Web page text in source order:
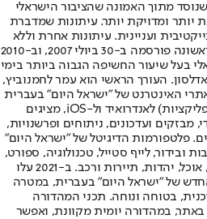
מתוך האמונה שהציבור הישראלי
יותר ומדויקת יותר. עיתונות שמדברת
ועניינית. עיתונות אחרת וללא
תשלום. המהדורה המודפסת הראשונה פורסמה ב-30 ביולי 2007, וב-2010
בעל שיעור החשיפה הגבוה ביותר בימי
העורך הראשי הוא עמר לחמנוביץ,
האינטרנט של "ישראל היום" בעברית
ובאנגלית, כמו כן היישומונים (אפליקציות) לאנדרואיד ול-iOS, מציגים
מבזקים ועדכונים, ניתוחים ופרשנויות,
פלטפורמות הדיגיטל של "ישראל היום"
ובידור, לייף סטייל, טכנולוגיה, ספורט,
כלכלה וצרכנות, בריאות, חיילים, אוכל, יהדות, תיירות ורכב. ב-2021 עלו
של "ישראל היום" בעברית, במטרה
בטוחה ונוחה. תכני המהדורה
במהדורה יומית מקוונת, ואפשר